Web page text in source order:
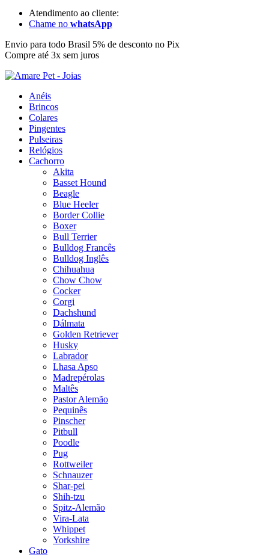
Atendimento ao cliente:
Chame no whatsApp
Envio para todo Brasil 5% de desconto no Pix
Compre até 3x sem juros
Anéis
Brincos
Colares
Pingentes
Pulseiras
Relógios
Cachorro
Akita
Basset Hound
Beagle
Blue Heeler
Border Collie
Boxer
Bull Terrier
Bulldog Francês
Bulldog Inglês
Chihuahua
Chow Chow
Cocker
Corgi
Dachshund
Dálmata
Golden Retriever
Husky
Labrador
Lhasa Apso
Madrepérolas
Maltês
Pastor Alemão
Pequinês
Pinscher
Pitbull
Poodle
Pug
Rottweiler
Schnauzer
Shar-pei
Shih-tzu
Spitz-Alemão
Vira-Lata
Whippet
Yorkshire
Gato